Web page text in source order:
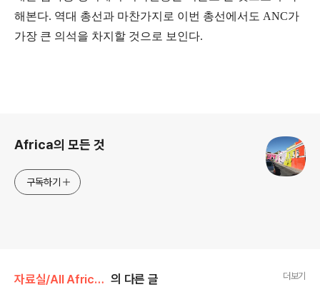
해본다. 역대 총선과 마찬가지로 이번 총선에서도 ANC가
가장 큰 의석을 차지할 것으로 보인다.
Africa의 모든 것
구독하기
자료실/All Africa News 의 다른 글 더보기